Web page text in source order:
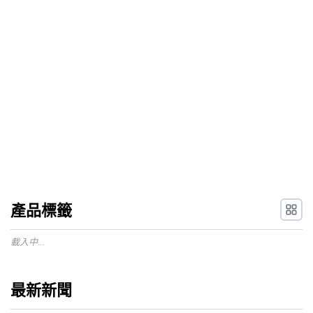
產品標籤
載入中...
最新新聞